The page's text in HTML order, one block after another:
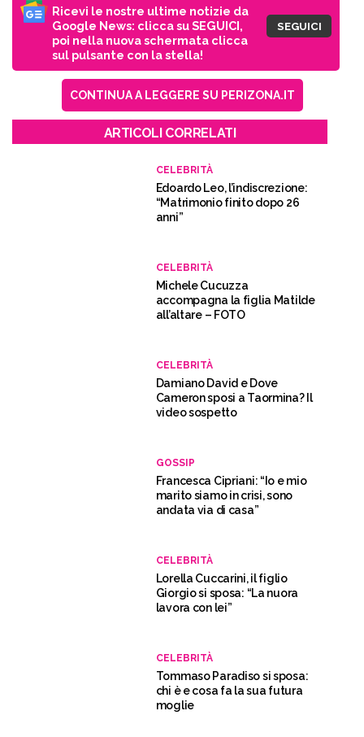
Ricevi le nostre ultime notizie da
Google News: clicca su SEGUICI,
poi nella nuova schermata clicca
sul pulsante con la stella!
SEGUICI
CONTINUA A LEGGERE SU PERIZONA.IT
ARTICOLI CORRELATI
CELEBRITÀ
Edoardo Leo, l’indiscrezione:
“Matrimonio finito dopo 26
anni”
CELEBRITÀ
Michele Cucuzza
accompagna la figlia Matilde
all’altare – FOTO
CELEBRITÀ
Damiano David e Dove
Cameron sposi a Taormina? Il
video sospetto
GOSSIP
Francesca Cipriani: “Io e mio
marito siamo in crisi, sono
andata via di casa”
CELEBRITÀ
Lorella Cuccarini, il figlio
Giorgio si sposa: “La nuora
lavora con lei”
CELEBRITÀ
Tommaso Paradiso si sposa:
chi è e cosa fa la sua futura
moglie